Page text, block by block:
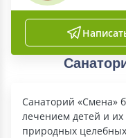
Санаторий «Смена»
лечением детей и
природных